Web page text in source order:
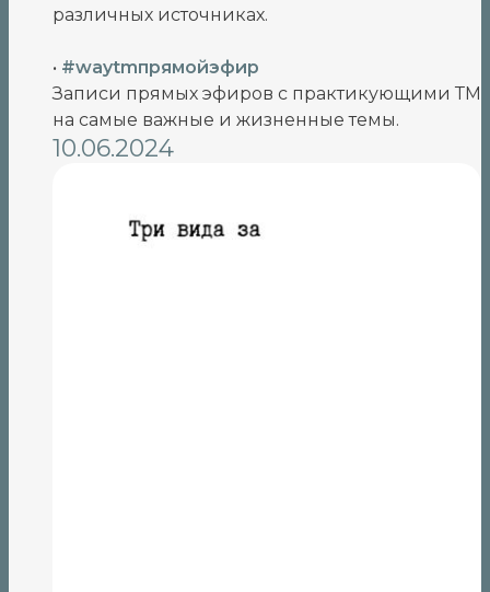
различных источниках.
• #waytmпрямойэфир
Записи прямых эфиров с практикующими ТМ
на самые важные и жизненные темы.
10.06.2024